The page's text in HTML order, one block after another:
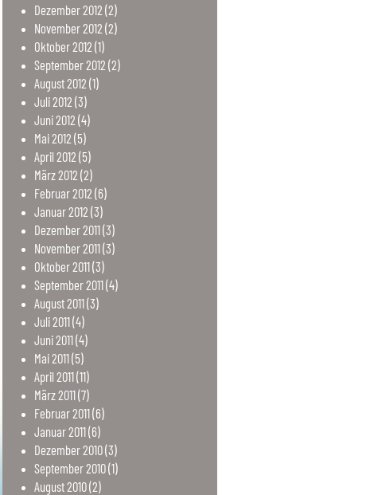
Dezember2012 (2)
November2012 (2)
Oktober2012 (1)
September2012 (2)
August2012 (1)
Juli2012 (3)
Juni2012 (4)
Mai2012 (5)
April 2012 (5)
März2012 (2)
Februar2012 (6)
Januar2012 (3)
Dezember2011(3)
November2011(3)
Oktober2011(3)
September2011(4)
August2011(3)
Juli2011(4)
Juni2011(4)
Mai2011(5)
April 2011(11)
März2011(7)
Februar2011(6)
Januar2011(6)
Dezember2010(3)
September2010(1)
August2010(2)